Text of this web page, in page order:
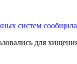
систем
для